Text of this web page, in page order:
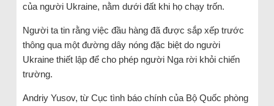
của người Ukraine, nằm dưới đất khi họ chạy trốn.
Người ta tin rằng việc đầu hàng đã được sắp xếp trước
thông qua một đường dây nóng đặc biệt do người
Ukraine thiết lập để cho phép người Nga rời khỏi chiến
trường.
Andriy Yusov, từ Cục tình báo chính của Bộ Quốc phòng